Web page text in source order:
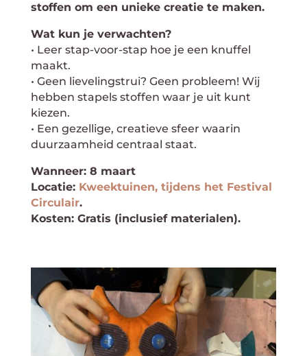
stoffen om een unieke creatie te maken.
Wat kun je verwachten?
• Leer stap-voor-stap hoe je een knuffel
maakt.
• Geen lievelingstrui? Geen probleem! Wij
hebben stapels stoffen waar je uit kunt
kiezen.
• Een gezellige, creatieve sfeer waarin
duurzaamheid centraal staat.
Wanneer: 8 maart
Locatie: Kweektuinen, tijdens het Festival
Circulair.
Kosten: Gratis (inclusief materialen).